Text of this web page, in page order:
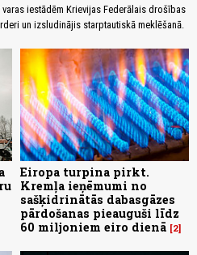
iestādēm Krievijas Federālais drošības
un izsludinājis starptautiskā meklēšanā.
Eiropa turpina pirkt.
Kremļa ieņēmumi no
sašķidrinātās dabasgāzes
pārdošanas pieauguši līdz
60 miljoniem eiro dienā 2